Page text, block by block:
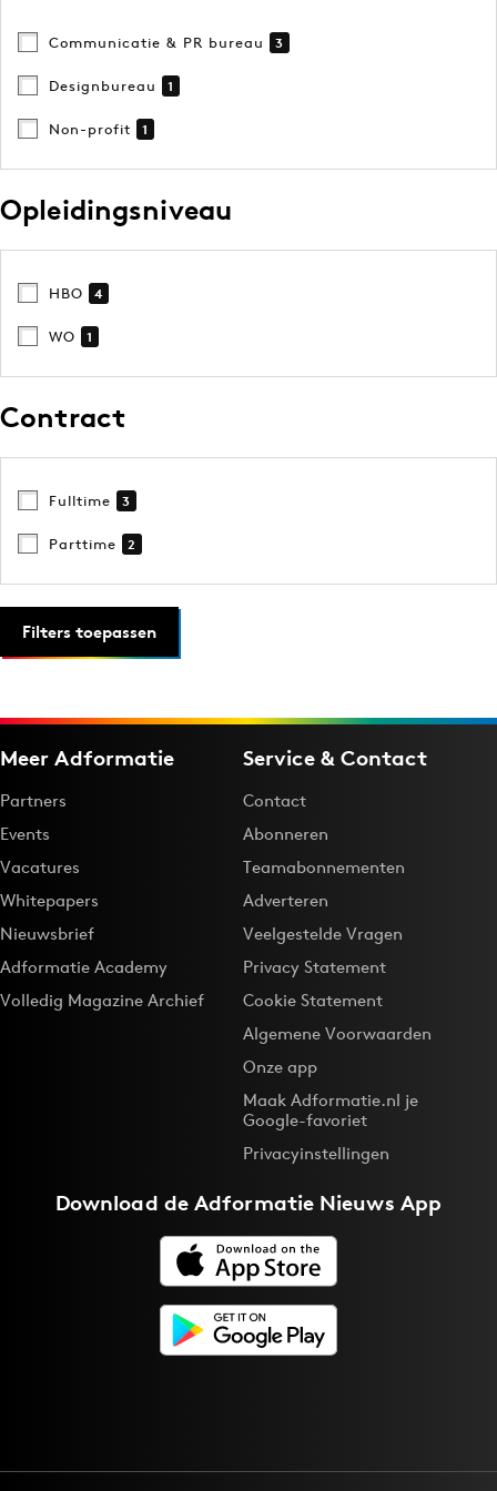
Communicatie & PR bureau 3
Designbureau 1
Non-profit 1
Opleidingsniveau
HBO 4
WO 1
Contract
Fulltime 3
Parttime 2
Filters toepassen
Meer Adformatie
Partners
Events
Vacatures
Whitepapers
Nieuwsbrief
Adformatie Academy
Volledig Magazine Archief
Service & Contact
Contact
Abonneren
Teamabonnementen
Adverteren
Veelgestelde Vragen
Privacy Statement
Cookie Statement
Algemene Voorwaarden
Onze app
Maak Adformatie.nl je
Google-favoriet
Privacyinstellingen
Download deAdformatie Nieuws App